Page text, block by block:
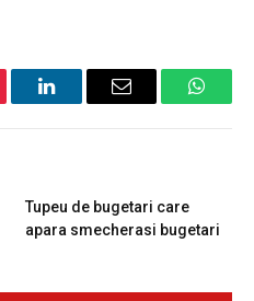
LinkedInEmail
Tupeu de bugetari care
apara smecherasi bugetari